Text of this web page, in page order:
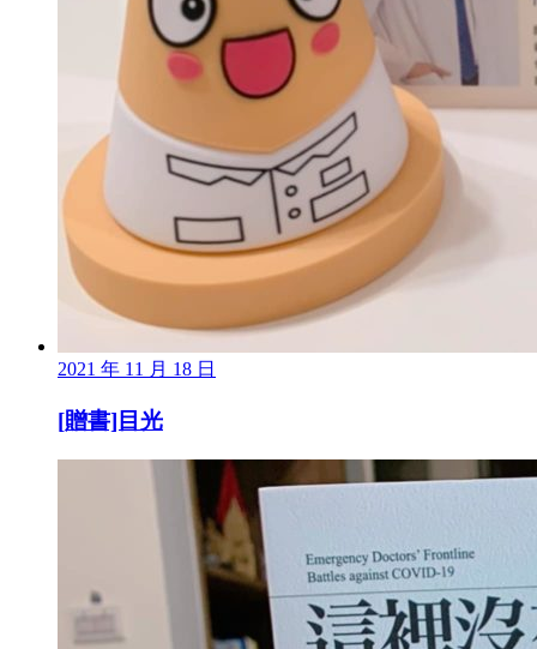
2021 年 11 月 18 日
[贈書]目光